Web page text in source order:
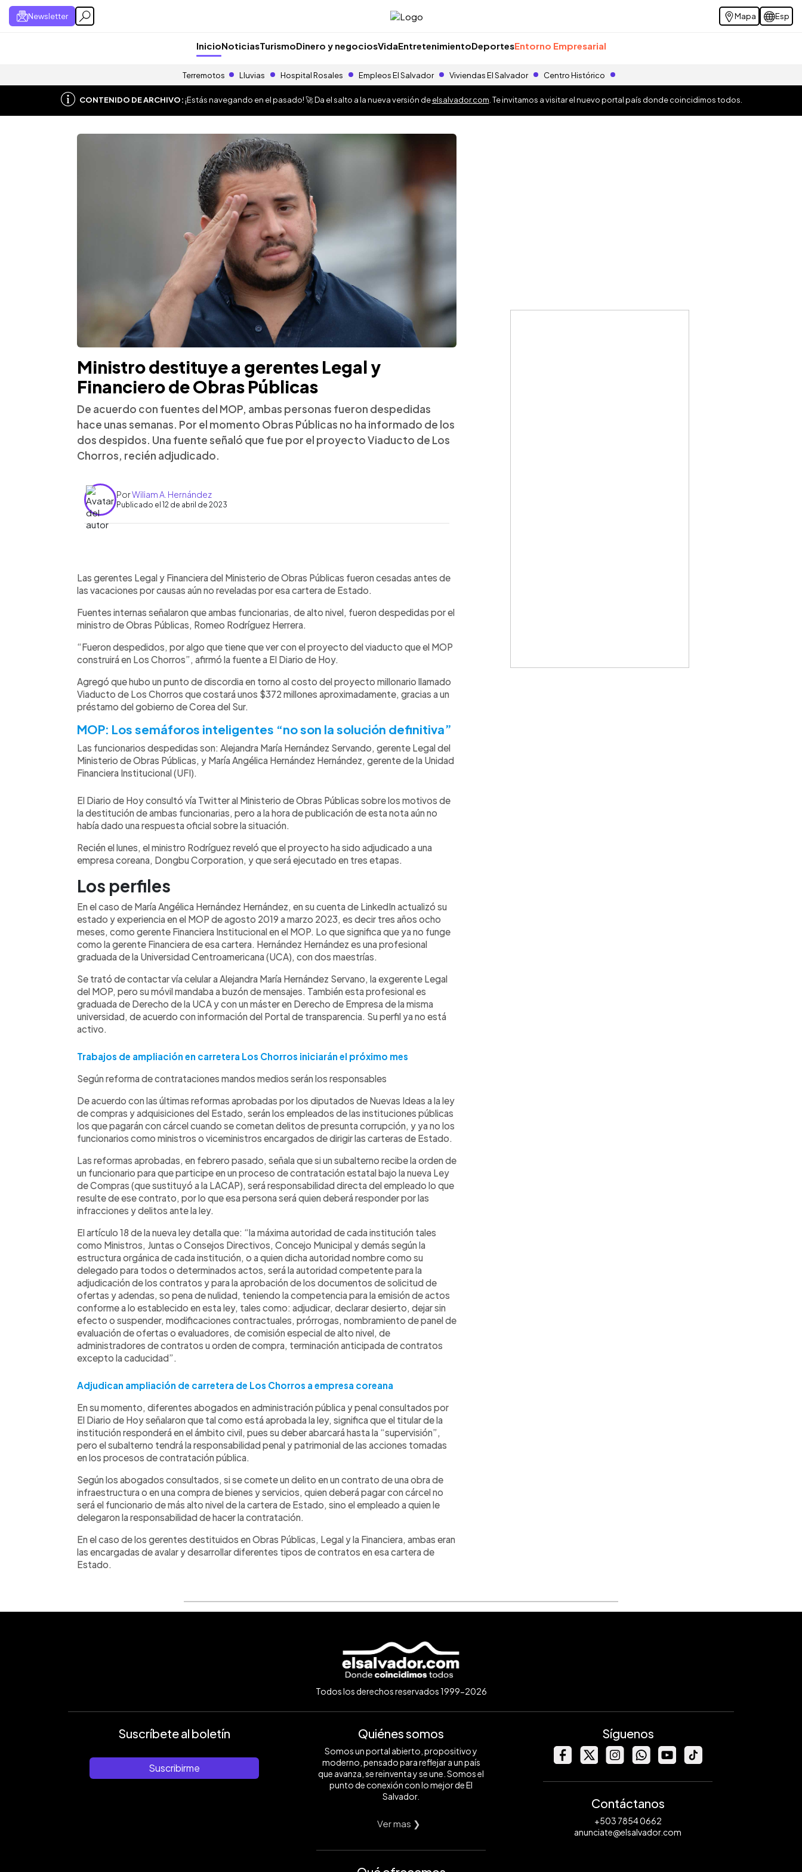
Newsletter Mapa Esp
InicioNoticiasTurismoDinero y negociosVidaEntretenimientoDeportesEntorno Empresarial
Terremotos Lluvias Hospital Rosales Empleos El Salvador Viviendas El Salvador Centro Histórico
CONTENIDO DE ARCHIVO:¡Estás navegando en el pasado! 🚀 Da el salto a la nueva versión deelsalvador.com . Te invitamos a visitar el nuevo portal país donde coincidimos todos.
Ministro destituye a gerentes Legal y
Financiero de Obras Públicas
De acuerdo con fuentes del MOP, ambas personas fueron despedidas
hace unas semanas. Por el momento Obras Públicas no ha informado de los
dos despidos. Una fuente señaló que fue por el proyecto Viaducto de Los
Chorros, recién adjudicado.
PorWiliam A. Hernández
Publicado el 12 de abril de 2023
► Escuchar artículo
Las gerentes Legal y Financiera del Ministerio de Obras Públicas fueron cesadas antes de
las vacaciones por causas aún no reveladas por esa cartera de Estado.
Fuentes internas señalaron que ambas funcionarias, de alto nivel, fueron despedidas por el
ministro de Obras Públicas, Romeo Rodríguez Herrera.
“Fueron despedidos, por algo que tiene que ver con el proyecto del viaducto que el MOP
construirá en Los Chorros”, afirmó la fuente a El Diario de Hoy.
Agregó que hubo un punto de discordia en torno al costo del proyecto millonario llamado
Viaducto de Los Chorros que costará unos $372 millones aproximadamente, gracias a un
préstamo del gobierno de Corea del Sur.
MOP: Los semáforos inteligentes “no son la solución definitiva”
Las funcionarios despedidas son: Alejandra María Hernández Servando, gerente Legal del
Ministerio de Obras Públicas, y María Angélica Hernández Hernández, gerente de la Unidad
Financiera Institucional (UFI).
El Diario de Hoy consultó vía Twitter al Ministerio de Obras Públicas sobre los motivos de
la destitución de ambas funcionarias, pero a la hora de publicación de esta nota aún no
había dado una respuesta oficial sobre la situación.
Recién el lunes, el ministro Rodríguez reveló que el proyecto ha sido adjudicado a una
empresa coreana, Dongbu Corporation, y que será ejecutado en tres etapas.
Los perfiles
En el caso de María Angélica Hernández Hernández, en su cuenta de LinkedIn actualizó su
estado y experiencia en el MOP de agosto 2019 a marzo 2023, es decir tres años ocho
meses, como gerente Financiera Institucional en el MOP. Lo que significa que ya no funge
como la gerente Financiera de esa cartera. Hernández Hernández es una profesional
graduada de la Universidad Centroamericana (UCA), con dos maestrías.
Se trató de contactar vía celular a Alejandra María Hernández Servano, la exgerente Legal
del MOP, pero su móvil mandaba a buzón de mensajes. También esta profesional es
graduada de Derecho de la UCA y con un máster en Derecho de Empresa de la misma
universidad, de acuerdo con información del Portal de transparencia. Su perfil ya no está
activo.
Trabajos de ampliación en carretera Los Chorros iniciarán el próximo mes
Según reforma de contrataciones mandos medios serán los responsables
De acuerdo con las últimas reformas aprobadas por los diputados de Nuevas Ideas a la ley
de compras y adquisiciones del Estado, serán los empleados de las instituciones públicas
los que pagarán con cárcel cuando se cometan delitos de presunta corrupción, y ya no los
funcionarios como ministros o viceministros encargados de dirigir las carteras de Estado.
Las reformas aprobadas, en febrero pasado, señala que si un subalterno recibe la orden de
un funcionario para que participe en un proceso de contratación estatal bajo la nueva Ley
de Compras (que sustituyó a la LACAP), será responsabilidad directa del empleado lo que
resulte de ese contrato, por lo que esa persona será quien deberá responder por las
infracciones y delitos ante la ley.
El artículo 18 de la nueva ley detalla que: “la máxima autoridad de cada institución tales
como Ministros, Juntas o Consejos Directivos, Concejo Municipal y demás según la
estructura orgánica de cada institución, o a quien dicha autoridad nombre como su
delegado para todos o determinados actos, será la autoridad competente para la
adjudicación de los contratos y para la aprobación de los documentos de solicitud de
ofertas y adendas, so pena de nulidad, teniendo la competencia para la emisión de actos
conforme a lo establecido en esta ley, tales como: adjudicar, declarar desierto, dejar sin
efecto o suspender, modificaciones contractuales, prórrogas, nombramiento de panel de
evaluación de ofertas o evaluadores, de comisión especial de alto nivel, de
administradores de contratos u orden de compra, terminación anticipada de contratos
excepto la caducidad”.
Adjudican ampliación de carretera de Los Chorros a empresa coreana
En su momento, diferentes abogados en administración pública y penal consultados por
El Diario de Hoy señalaron que tal como está aprobada la ley, significa que el titular de la
institución responderá en el ámbito civil, pues su deber abarcará hasta la “supervisión”,
pero el subalterno tendrá la responsabilidad penal y patrimonial de las acciones tomadas
en los procesos de contratación pública.
Según los abogados consultados, si se comete un delito en un contrato de una obra de
infraestructura o en una compra de bienes y servicios, quien deberá pagar con cárcel no
será el funcionario de más alto nivel de la cartera de Estado, sino el empleado a quien le
delegaron la responsabilidad de hacer la contratación.
En el caso de los gerentes destituidos en Obras Públicas, Legal y la Financiera, ambas eran
las encargadas de avalar y desarrollar diferentes tipos de contratos en esa cartera de
Estado.
Todos los derechos reservados 1999-2026
Suscríbete al boletín
Suscribirme
Quiénes somos
Somos un portal abierto, propositivo y
moderno, pensado para reflejar a un país
que avanza, se reinventa y se une. Somos el
punto de conexión con lo mejor de El
Salvador.
Ver mas ❯
Síguenos
Contáctanos
+503 7854 0662
anunciate@elsalvador.com